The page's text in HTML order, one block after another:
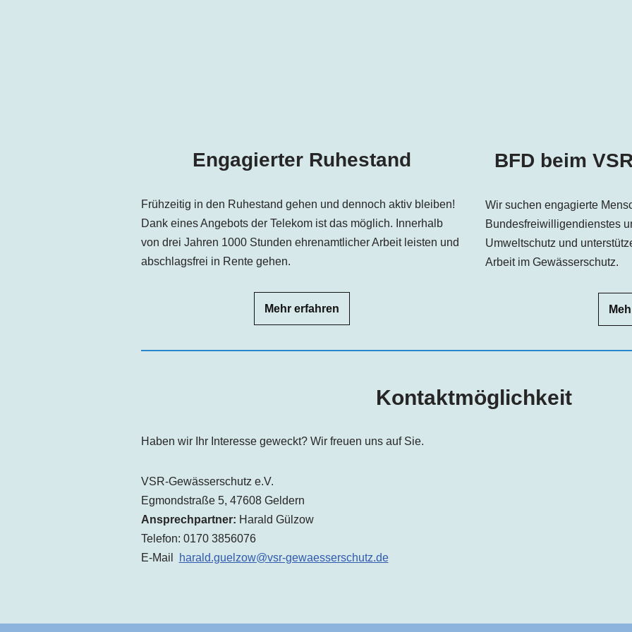
Engagierter Ruhestand
Frühzeitig in den Ruhestand gehen und dennoch aktiv bleiben!
Dank eines Angebots der Telekom ist das möglich. Innerhalb
von drei Jahren 1000 Stunden ehrenamtlicher Arbeit leisten und
abschlagsfrei in Rente gehen.
Mehr erfahren
BFD beim
Wir suchen engagierte
Bundesfreiwilligendienstes
Umweltschutz und
Arbeit im Gewässerschutz.
Kontaktmöglichkeit
Haben wir Ihr Interesse geweckt? Wir freuen uns auf Sie.
VSR-Gewässerschutz e.V.
Egmondstraße 5, 47608 Geldern
Ansprechpartner: Harald Gülzow
Telefon: 0170 3856076
E-Mail
harald.guelzow@vsr-gewaesserschutz.de